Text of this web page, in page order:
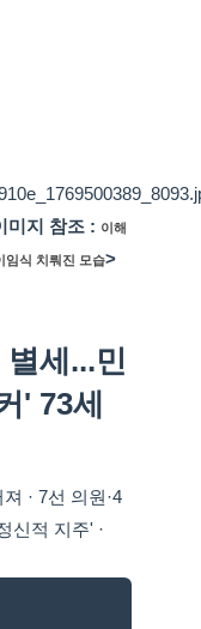
미지 참조 : 이해
임식 치뤄진 모습>
세...민
' 73세
· 7선 의원·4
신적 지주' ·